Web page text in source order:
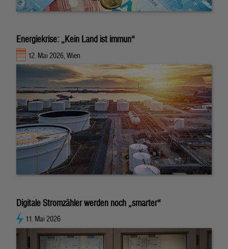
Energiekrise: „Kein Land ist immun“
12. Mai 2026, Wien
Digitale Stromzähler werden noch „smarter“
11. Mai 2026